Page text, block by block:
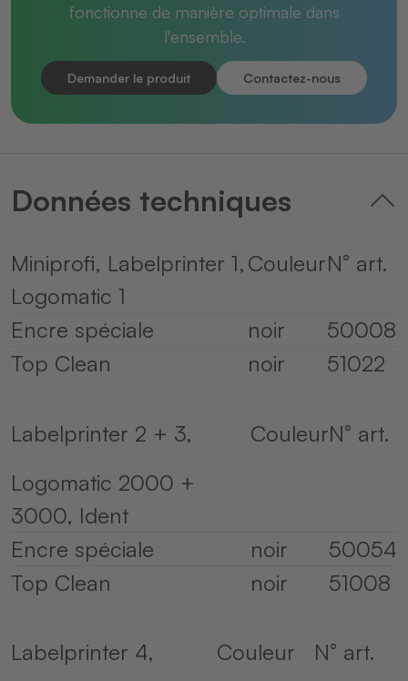
fonctionne de manière optimale dans
l'ensemble.
Demander le produit Contactez-nous
Données techniques
Miniprofi, Labelprinter 1,
Logomatic 1
CouleurN° art.
Encre spéciale noir
50008
Top Clean
noir 51022
Labelprinter 2 + 3,
Logomatic 2000 +
3000, Ident
CouleurN° art.
Encre spéciale noir
50054
Top Clean
noir 51008
Labelprinter 4,
Couleur N° art.